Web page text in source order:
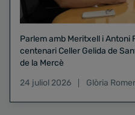
Parlem amb Meritxell i Antoni
centenari Celler Gelida de Sants, que enguany faran el pregó
de la Mercè
24 juliol 2026
Glòria